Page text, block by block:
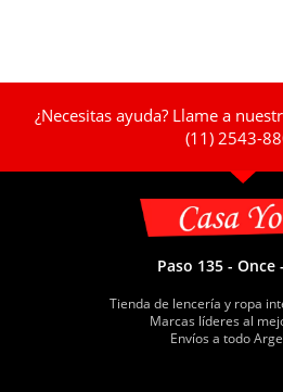
¿Necesitas ayuda? Llame a
(11) 2543-
Paso 135 - Once
Tienda de lencería y ropa
Marcas líderes al
Envíos a todo